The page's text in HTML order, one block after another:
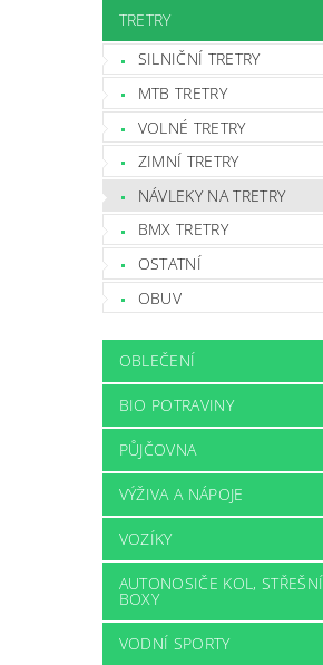
TRETRY
SILNIČNÍ TRETRY
MTB TRETRY
VOLNÉ TRETRY
ZIMNÍ TRETRY
NÁVLEKY NA TRETRY
BMX TRETRY
OSTATNÍ
OBUV
OBLEČENÍ
BIO POTRAVINY
PŮJČOVNA
VÝŽIVA A NÁPOJE
VOZÍKY
AUTONOSIČE KOL, STŘEŠNÍ
BOXY
VODNÍ SPORTY